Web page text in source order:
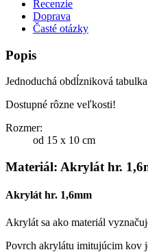
Recenzie
Doprava
Časté otázky
Popis
Jednoduchá obdĺzniková
Dostupné rôzne veľkosti!
Rozmer:
od 15 x 10 cm
Materiál: Akrylát hr.
Akrylát hr. 1,6mm
Akrylát sa ako materiál
Povrch akrylátu imitujúcim kov